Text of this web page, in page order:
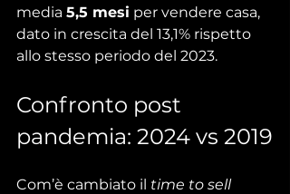
media 5,5 mesi per vendere casa,
dato in crescita del 13,1% rispetto
allo stesso periodo del 2023.
Confronto post
pandemia: 2024 vs 2019
Com’è cambiato il time to sell